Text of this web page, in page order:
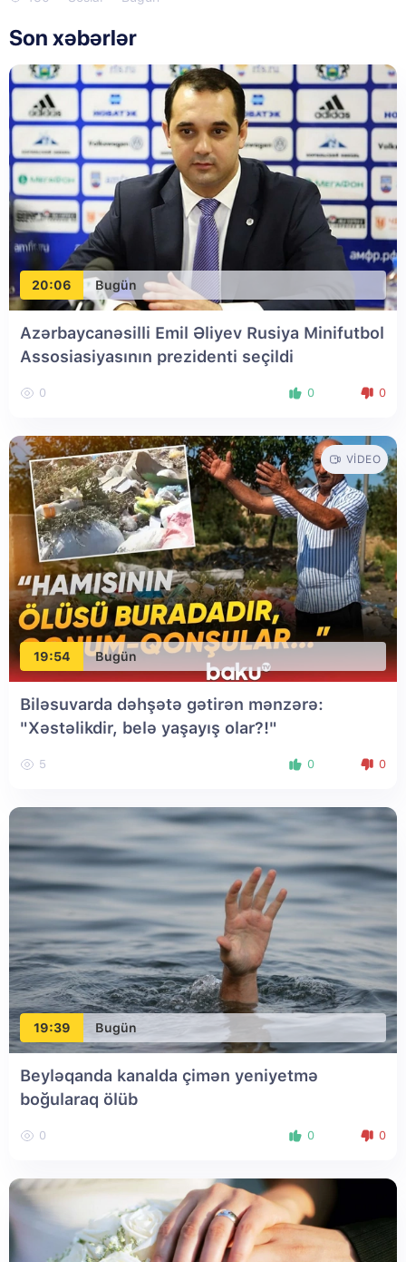
Son xəbərlər
20:06 Bugün
Azərbaycanəsilli Emil Əliyev Rusiya Minifutbol
Assosiasiyasının prezidenti seçildi
0 0 0
19:54 Bugün
VIDEO
Biləsuvarda dəhşətə gətirən mənzərə:
"Xəstəlikdir, belə yaşayış olar?!"
5 0 0
19:39 Bugün
Beyləqanda kanalda çimən yeniyetmə
boğularaq ölüb
0 0 0